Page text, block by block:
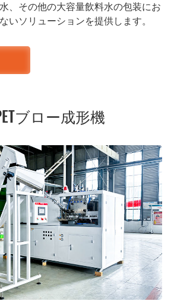
、その他の大容量飲料水の包装にお
いソリューションを提供します。
ブロー成形機